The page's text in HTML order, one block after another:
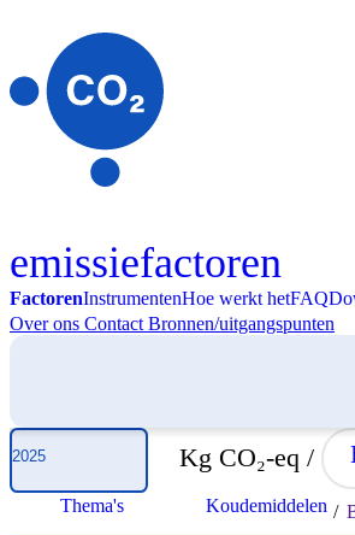
emissiefactoren
FactorenInstrumentenHoe werkt hetFAQ
Over ons Contact Bronnen/uitgangspunten
Selecteer jaar
Kg CO₂-eq /
Thema's Koudemiddelen /